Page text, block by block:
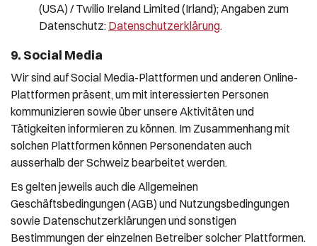
(USA) / Twilio Ireland Limited (Irland); Angaben zum
Datenschutz: Datenschutzerklärung.
9. Social Media
Wir sind auf Social Media-Plattformen und anderen Online-
Plattformen präsent, um mit interessierten Personen
kommunizieren sowie über unsere Aktivitäten und
Tätigkeiten informieren zu können. Im Zusammenhang mit
solchen Plattformen können Personendaten auch
ausserhalb der Schweiz bearbeitet werden.
Es gelten jeweils auch die Allgemeinen
Geschäftsbedingungen (AGB) und Nutzungsbedingungen
sowie Datenschutzerklärungen und sonstigen
Bestimmungen der einzelnen Betreiber solcher Plattformen.